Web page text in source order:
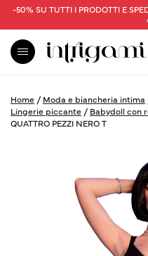
-50% SU TUTTI I PRODOTTI E
Home / Moda e biancheria intima
Lingerie piccante / Babydoll con
QUATTRO PEZZI NERO T